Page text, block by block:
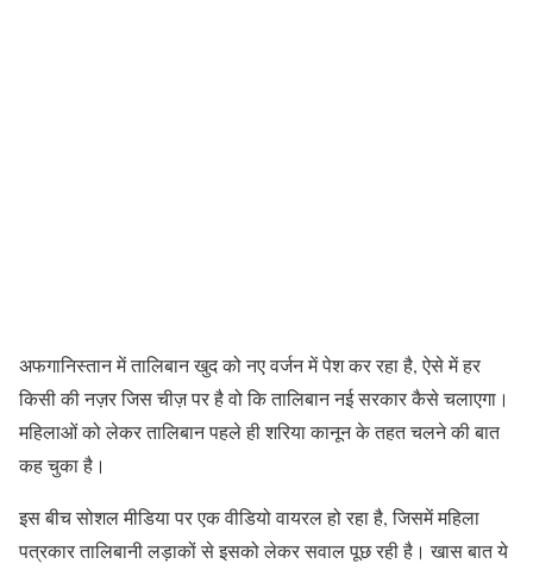
अफगानिस्तान में तालिबान खुद को नए वर्जन में पेश कर रहा है, ऐसे में हर
किसी की नज़र जिस चीज़ पर है वो कि तालिबान नई सरकार कैसे चलाएगा।
महिलाओं को लेकर तालिबान पहले ही शरिया कानून के तहत चलने की बात
कह चुका है।
इस बीच सोशल मीडिया पर एक वीडियो वायरल हो रहा है, जिसमें महिला
पत्रकार तालिबानी लड़ाकों से इसको लेकर सवाल पूछ रही है। खास बात ये